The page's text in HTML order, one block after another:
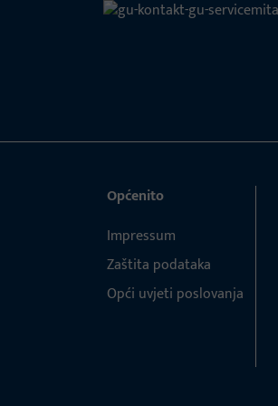
Općenito
Impressum
Zaštita podataka
Opći uvjeti poslovanja